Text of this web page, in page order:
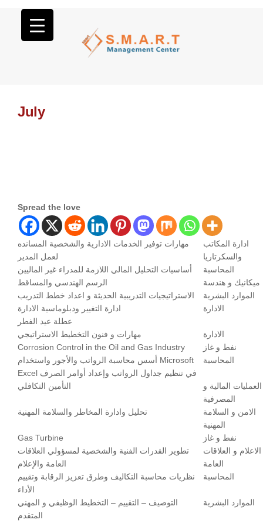
July
Spread the love
مهارات توفير الخدمات الادارية والشخصية المسانده
لعمل المدير
ادارة المكاتب
والسكرتاريا
أساسيات التحليل المالي اللازمة للمدراء غير الماليين
المحاسبة
الرسم الهندسي والمساقط
ميكانيك و هندسة
الاستراتيجيات التدريبية الحديثة و اعداد خطط التدريب
الموارد البشرية
ادارة التغيير ودبلوماسية الادارة
الادارة
عطلة عيد الفطر
مهارات و فنون التخطيط الاستراتيجي
الادارة
Corrosion Control in the Oil and Gas Industry
نفط و غاز
أسس محاسبة الرواتب والأجور واستخدام Microsoft
Excel في تنظيم جداول الرواتب وإعداد أوامر الصرف
المحاسبة
التأمين التكافلي
العمليات المالية و
المصرفية
تحليل وادارة المخاطر والسلامة المهنية
الامن و السلامة
المهنية
Gas Turbine
نفط و غاز
تطوير القدرات الفنية والشخصية لمسؤولي العلاقات
العامة والإعلام
الاعلام و العلاقات
العامة
نظريات محاسبة التكاليف وطرق تعزيز الرقابة وتقييم
الأداء
المحاسبة
التوصيف – التقييم – التخطيط الوظيفي و المهني
المتقدم
الموارد البشرية